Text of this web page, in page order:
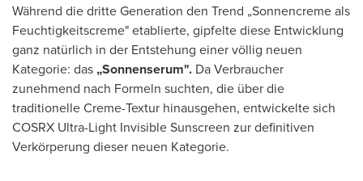
Während die dritte Generation den Trend „Sonnencreme als
Feuchtigkeitscreme" etablierte, gipfelte diese Entwicklung
ganz natürlich in der Entstehung einer völlig neuen
Kategorie: das „Sonnenserum". Da Verbraucher
zunehmend nach Formeln suchten, die über die
traditionelle Creme-Textur hinausgehen, entwickelte sich
COSRX Ultra-Light Invisible Sunscreen zur definitiven
Verkörperung dieser neuen Kategorie.